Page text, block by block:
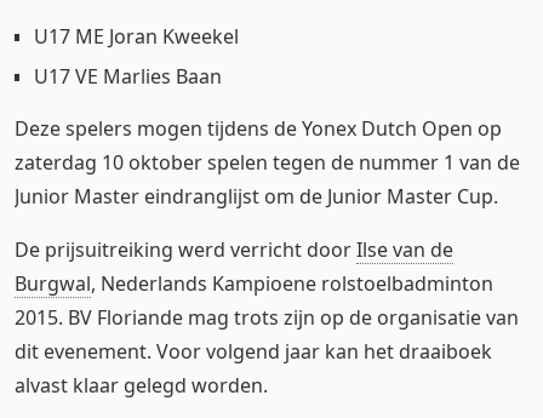
U17 ME Joran Kweekel
U17 VE Marlies Baan
Deze spelers mogen tijdens de Yonex Dutch Open op
zaterdag 10 oktober spelen tegen de nummer 1 van de
Junior Master eindranglijst om de Junior Master Cup.
De prijsuitreiking werd verricht doorIlse van de
Burgwal, Nederlands Kampioene rolstoelbadminton
2015. BV Floriande mag trots zijn op de organisatie van
dit evenement. Voor volgend jaar kan het draaiboek
alvast klaar gelegd worden.